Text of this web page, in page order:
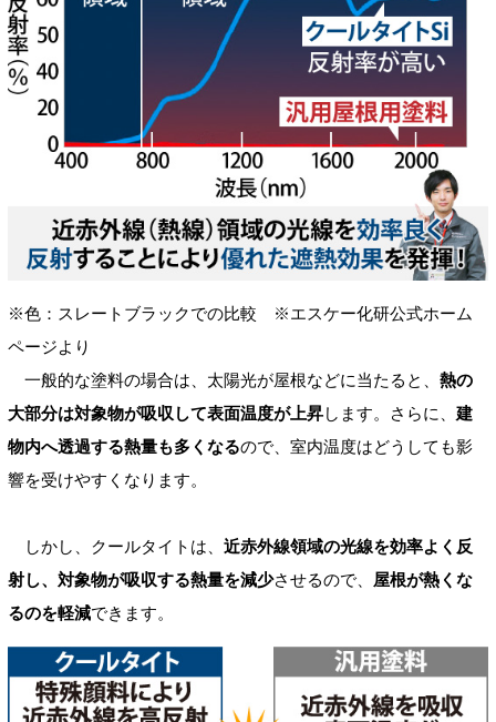
※色：スレートブラックでの比較 ※エスケー化研公式ホーム
ページより
一般的な塗料の場合は、太陽光が屋根などに当たると、 熱の
大部分は対象物が吸収して表面温度が上昇します。さらに、 建
物内へ透過する熱量も多くなるので、室内温度はどうしても影
響を受けやすくなります。
しかし、クールタイトは、 近赤外線領域の光線を効率よく反
射し、対象物が吸収する熱量を減少させるので、 屋根が熱くな
るのを軽減できます。